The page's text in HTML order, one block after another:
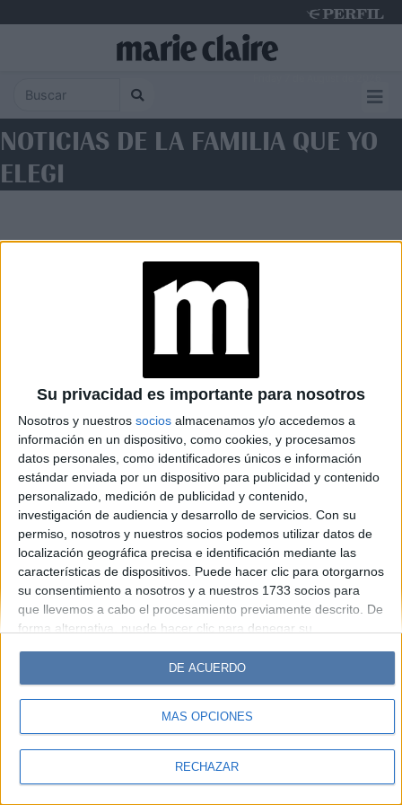
Su privacidad es importante para nosotros
Nosotros y nuestros socios almacenamos y/o accedemos a
información en un dispositivo, como cookies, y procesamos
datos personales, como identificadores únicos e información
estándar enviada por un dispositivo para publicidad y contenido
personalizado, medición de publicidad y contenido,
investigación de audiencia y desarrollo de servicios. Con su
permiso, nosotros y nuestros socios podemos utilizar datos de
localización geográfica precisa e identificación mediante las
características de dispositivos. Puede hacer clic para otorgarnos
su consentimiento a nosotros y a nuestros 1733 socios para
que llevemos a cabo el procesamiento previamente descrito. De
forma alternativa, puede hacer clic para denegar su
cambiar sus preferencias antes de otorgar su consentimiento.
Tenga en cuenta que algún procesamiento de sus datos
personales puede no requerir de su consentimiento, pero usted
tiene el derecho de rechazar tal procesamiento. Sus
sus preferencias o retirar su consentimiento en cualquier
MÁS OPCIONES
RECHAZAR
DE ACUERDO
NOTICIAS DE LA FAMILIA QUE YO
ELEGI
Caras Noticias
Hombre
Parabrisas
Look
Luz Mía Lunateen Break BATimes
© Perfil.com 2006-2019 - Todos los derechos reservados
Registro de Propiedad Intelectual: Nro. 5346433